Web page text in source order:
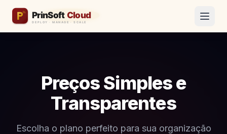
Preços Simples e
Transparentes
Escolha o plano perfeito para sua organização